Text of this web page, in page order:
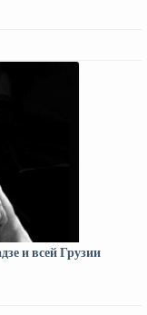
и всей Грузии